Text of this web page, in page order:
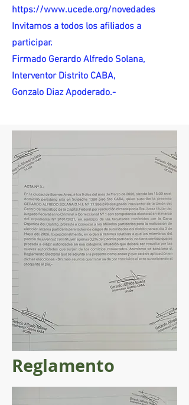
https://www.ucede.org/novedades
Invitamos a todos los afiliados a
participar.
Firmado Gerardo Alfredo Solana,
Interventor Distrito CABA,
Gonzalo Diaz Apoderado.-
Reglamento